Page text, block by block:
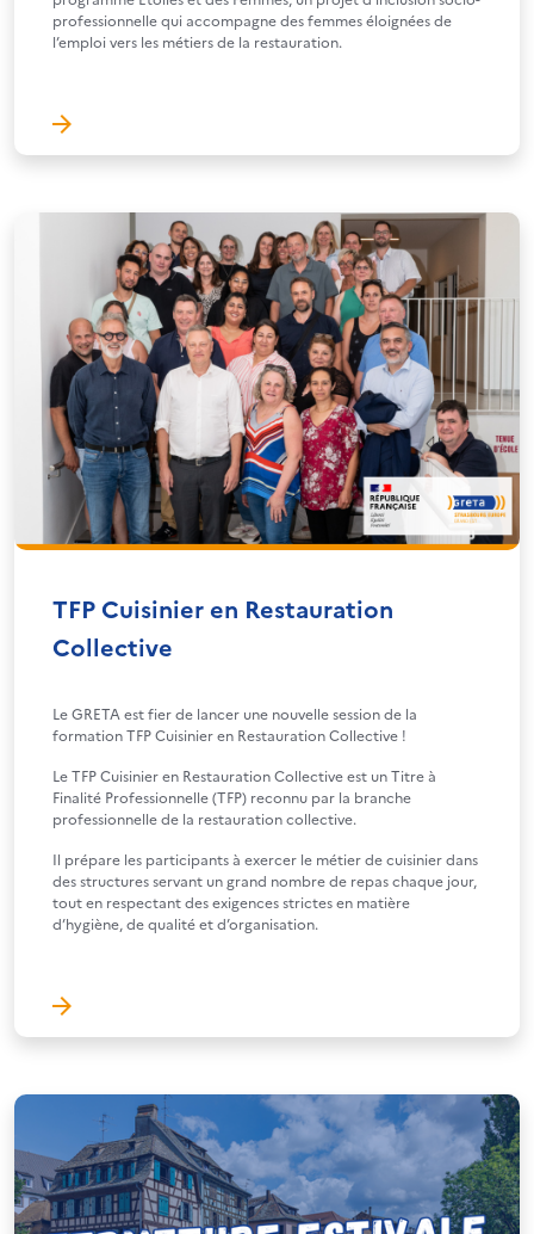
professionnelle qui accompagne des femmes éloignées de
l’emploi vers les métiers de la restauration.
TFP Cuisinier en Restauration
Collective
Le GRETA est fier de lancer une nouvelle session de la
formation TFP Cuisinier en Restauration Collective !
Le TFP Cuisinier en Restauration Collective est un Titre à
Finalité Professionnelle (TFP) reconnu par la branche
professionnelle de la restauration collective.
Il prépare les participants à exercer le métier de cuisinier dans
des structures servant un grand nombre de repas chaque jour,
tout en respectant des exigences strictes en matière
d’hygiène, de qualité et d’organisation.